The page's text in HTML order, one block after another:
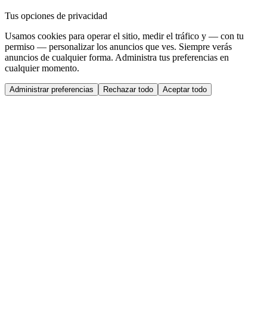
Tus opciones de privacidad
Usamos cookies para operar el sitio, medir el tráfico y — con tu
permiso — personalizar los anuncios que ves. Siempre verás
anuncios de cualquier forma. Administra tus preferencias en
cualquier momento.
Administrar preferencias Rechazar todo Aceptar todo